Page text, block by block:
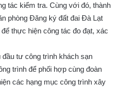
tác kiểm tra. Cùng với đó, thành
phòng Đăng ký đất đai Đà Lạt
thực hiện công tác đo đạt, xác
tư công trình khách sạn
trình để phối hợp cùng đoàn
các hạng mục công trình xây